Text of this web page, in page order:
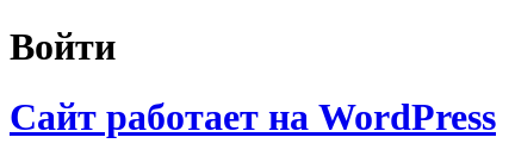
Войти
Сайт работает на WordPress